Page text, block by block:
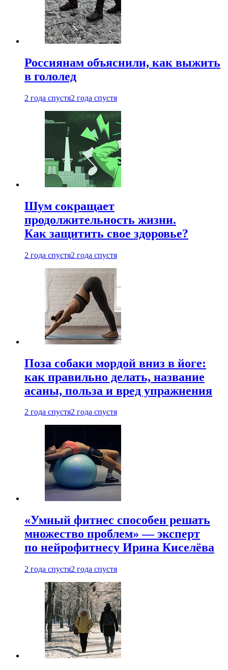
Россиянам объяснили, как выжить
в гололед
2 года спустя2 года спустя
Шум сокращает
продолжительность жизни.
Как защитить свое здоровье?
2 года спустя2 года спустя
Поза собаки мордой вниз в йоге:
как правильно делать, название
асаны, польза и вред упражнения
2 года спустя2 года спустя
«Умный фитнес способен решать
множество проблем» — эксперт
по нейрофитнесу Ирина Киселёва
2 года спустя2 года спустя